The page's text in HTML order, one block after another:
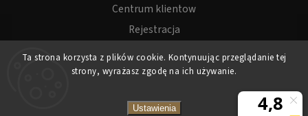
Ta strona korzysta z plików cookie. Kontynuując przeglądanie tej
strony, wyrażasz zgodę na ich używanie.
Ustawienia
Centrum klientow
Rejestracja
Zaloguj sie
Nejkawa. Wszystkie prawa zastrzeżone.